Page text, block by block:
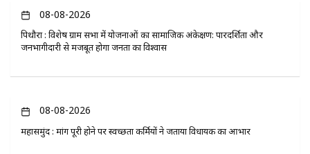
08-08-2026
पिथौरा : विशेष ग्राम सभा में योजनाओं का सामाजिक अंकेक्षण: पारदर्शिता और
जनभागीदारी से मजबूत होगा जनता का विश्वास
08-08-2026
महासमुंद : मांग पूरी होने पर स्वच्छता कर्मियों ने जताया विधायक का आभार